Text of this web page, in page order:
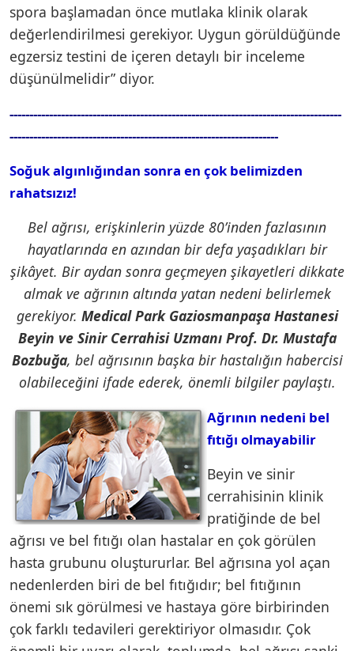
spora başlamadan önce mutlaka klinik olarak
değerlendirilmesi gerekiyor. Uygun görüldüğünde
egzersiz testini de içeren detaylı bir inceleme
düşünülmelidir” diyor.
------------------------------------------------------------------------------------
--------------------------------------------------------------------
Soğuk algınlığından sonra en çok belimizden
rahatsızız!
Bel ağrısı, erişkinlerin yüzde 80’inden fazlasının
hayatlarında en azından bir defa yaşadıkları bir
şikâyet. Bir aydan sonra geçmeyen şikayetleri dikkate
almak ve ağrının altında yatan nedeni belirlemek
gerekiyor. Medical Park Gaziosmanpaşa Hastanesi
Beyin ve Sinir Cerrahisi Uzmanı Prof. Dr. Mustafa
Bozbuğa, bel ağrısının başka bir hastalığın habercisi
olabileceğini ifade ederek, önemli bilgiler paylaştı.
Ağrının nedeni bel
fıtığı olmayabilir
Beyin ve sinir
cerrahisinin klinik
pratiğinde de bel
ağrısı ve bel fıtığı olan hastalar en çok görülen
hasta grubunu oluştururlar. Bel ağrısına yol açan
nedenlerden biri de bel fıtığıdır; bel fıtığının
önemi sık görülmesi ve hastaya göre birbirinden
çok farklı tedavileri gerektiriyor olmasıdır. Çok